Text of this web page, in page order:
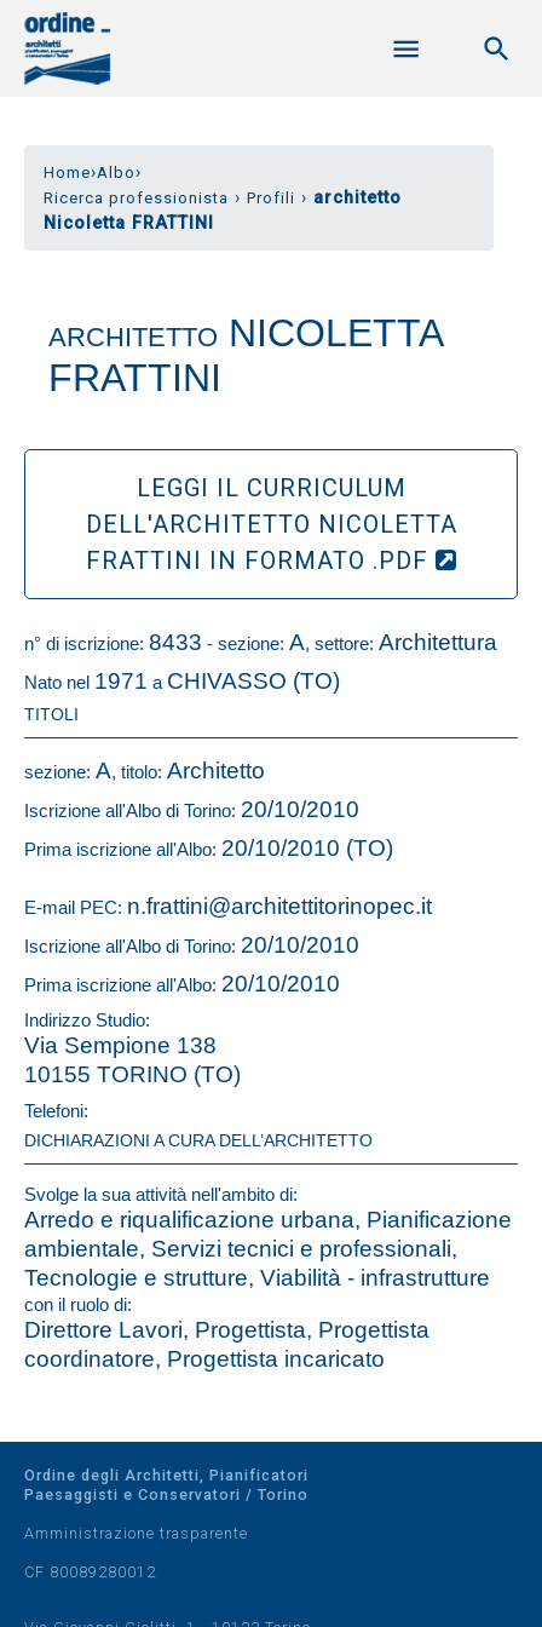
Home›Albo›
Ricerca professionista › Profili › architetto
Nicoletta FRATTINI
ARCHITETTO NICOLETTA
FRATTINI
LEGGI IL CURRICULUM
DELL'ARCHITETTO NICOLETTA
FRATTINI IN FORMATO .PDF
n° di iscrizione: 8433 - sezione: A, settore: Architettura
Nato nel 1971 a CHIVASSO (TO)
TITOLI
sezione: A, titolo: Architetto
Iscrizione all'Albo di Torino: 20/10/2010
Prima iscrizione all'Albo: 20/10/2010 (TO)
E-mail PEC: n.frattini@architettitorinopec.it
Iscrizione all'Albo di Torino: 20/10/2010
Prima iscrizione all'Albo: 20/10/2010
Indirizzo Studio:
Via Sempione 138
10155 TORINO (TO)
Telefoni:
DICHIARAZIONI A CURA DELL’ARCHITETTO
Svolge la sua attività nell'ambito di:
Arredo e riqualificazione urbana, Pianificazione
ambientale, Servizi tecnici e professionali,
Tecnologie e strutture, Viabilità - infrastrutture
con il ruolo di:
Direttore Lavori, Progettista, Progettista
coordinatore, Progettista incaricato
Ordine degli Architetti, Pianificatori
Paesaggisti e Conservatori / Torino
Amministrazione trasparente
CF 80089280012